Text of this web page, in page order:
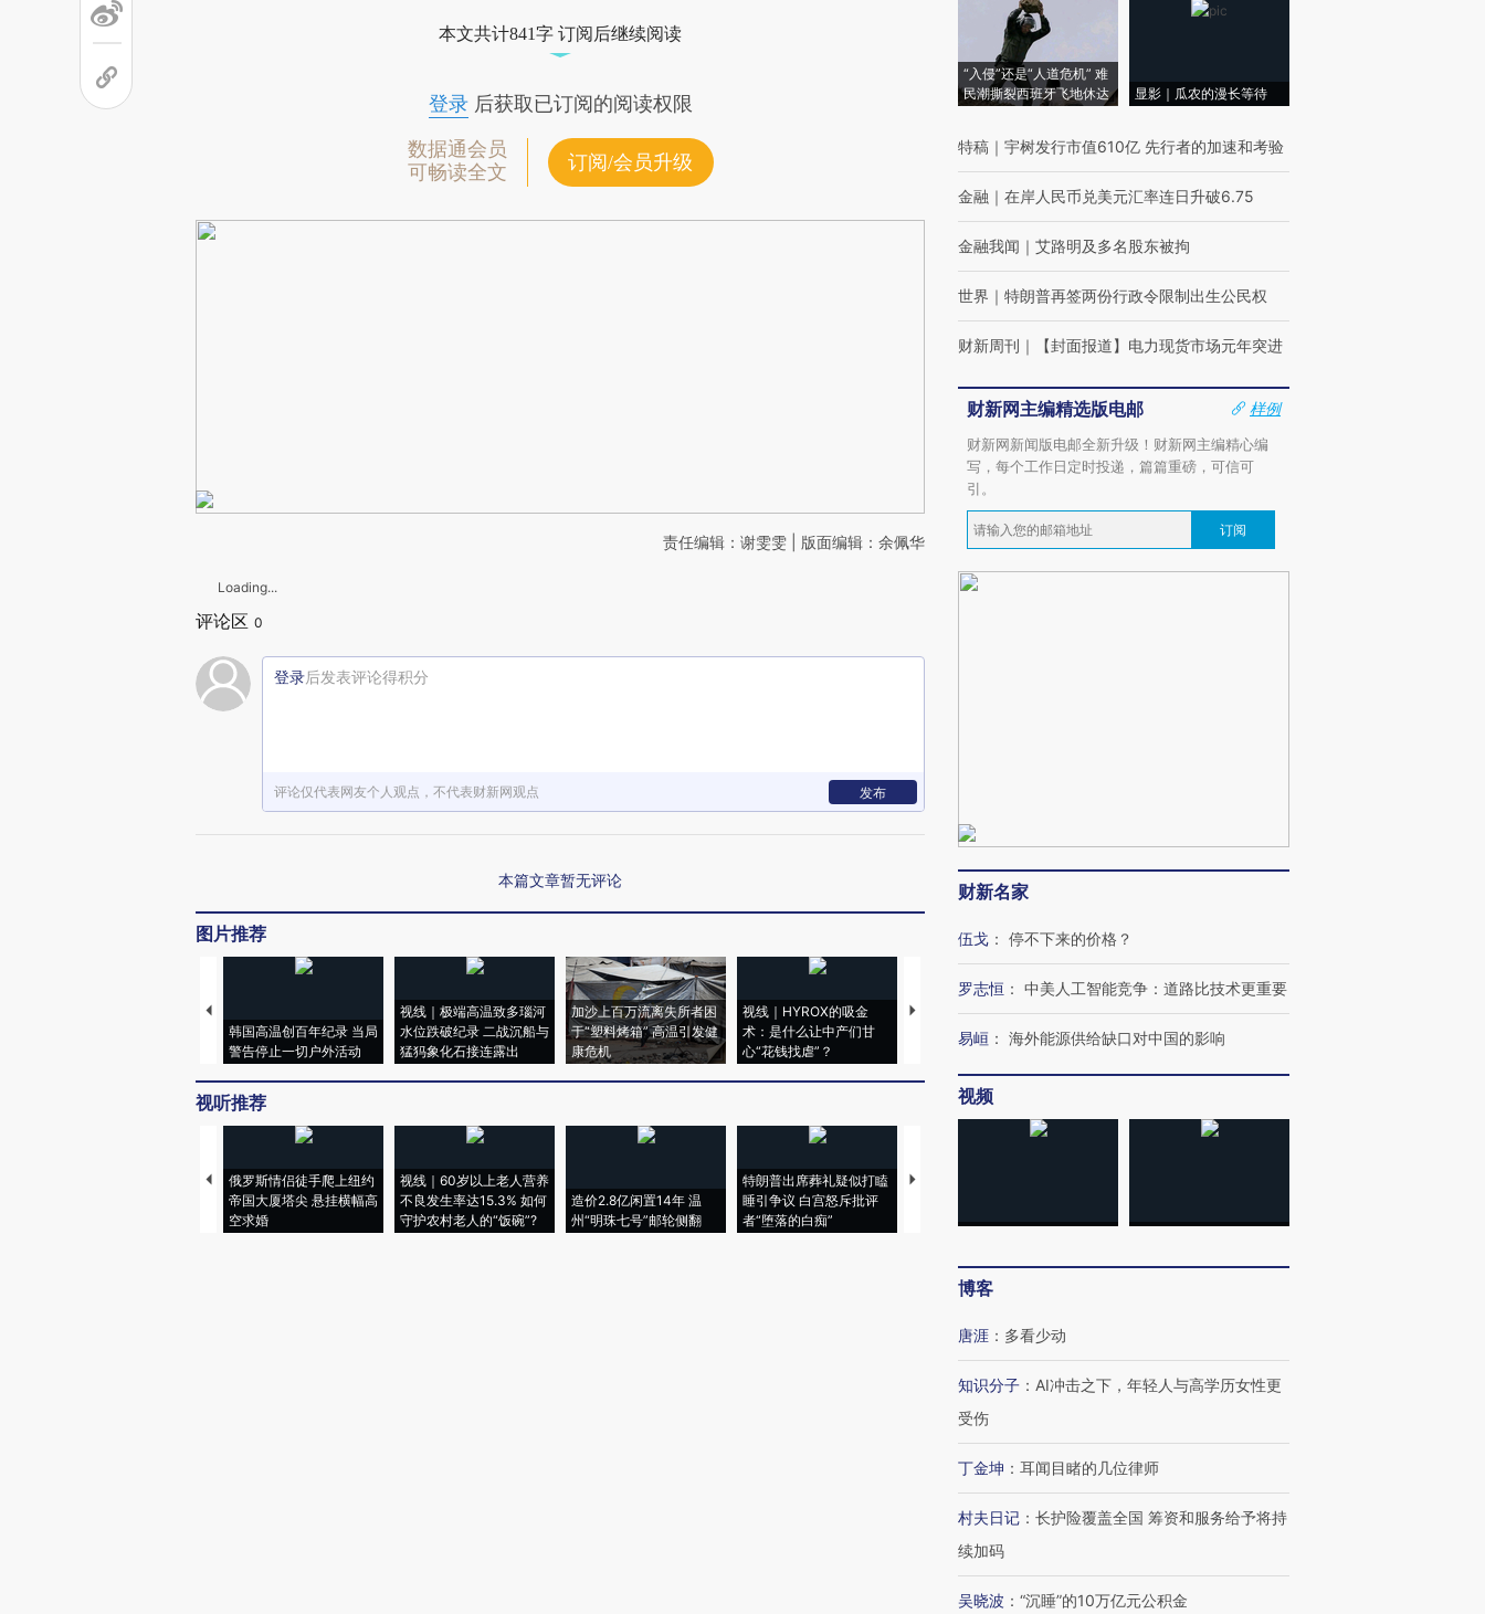
本文共计841字 订阅后继续阅读
登录后获取已订阅的阅读权限
数据通会员
可畅读全文
订阅/会员升级
责任编辑：谢雯雯 | 版面编辑：余佩华
Loading...
评论区 0
登录后发表评论得积分
评论仅代表网友个人观点，不代表财新网观点 发布
本篇文章暂无评论
图片推荐
韩国高温创百年纪录 当局
警告停止一切户外活动
视线｜极端高温致多瑙河
水位跌破纪录 二战沉船与
猛犸象化石接连露出
加沙上百万流离失所者困
于“塑料烤箱” 高温引发健
康危机
视线｜HYROX的吸金
术：是什么让中产们甘
心“花钱找虐”？
马航飞行员跨国走私7万
粒摇头丸 尿检体内含3种
视线｜被称为“蟑螂”的印
度Z世代 用街头抗争将教
育部长拱下台
视线｜“入侵”还是“人道危
视听推荐
俄罗斯情侣徒手爬上纽约
帝国大厦塔尖 悬挂横幅高
空求婚
视线｜60岁以上老人营养
不良发生率达15.3% 如何
守护农村老人的“饭碗”?
造价2.8亿闲置14年 温
州“明珠七号”邮轮侧翻
特朗普出席葬礼疑似打瞌
睡引争议 白宫怒斥批评
者“堕落的白痴”
警告停止一切户外活动
的夏天
阿根廷3-0阿尔及利亚
“入侵”还是“人道危机” 难
民潮撕裂西班牙飞地休达
显影｜瓜农的漫长等待
特稿 ｜ 宇树发行市值610亿 先行者的加速和考验
金融 ｜ 在岸人民币兑美元汇率连日升破6.75
金融我闻 ｜ 艾路明及多名股东被拘
世界 ｜ 特朗普再签两份行政令限制出生公民权
财新周刊 ｜ 【封面报道】电力现货市场元年突进
财新网主编精选版电邮
样例
财新网新闻版电邮全新升级！财新网主编精心编
写，每个工作日定时投递，篇篇重磅，可信可
引。
订阅
财新名家
伍戈 ： 停不下来的价格？
罗志恒 ： 中美人工智能竞争：道路比技术更重要
易峘 ： 海外能源供给缺口对中国的影响
视频
博客
唐涯 ： 多看少动
知识分子 ： AI冲击之下，年轻人与高学历女性更
受伤
丁金坤 ： 耳闻目睹的几位律师
村夫日记 ： 长护险覆盖全国 筹资和服务给予将持
续加码
吴晓波 ： “沉睡”的10万亿元公积金